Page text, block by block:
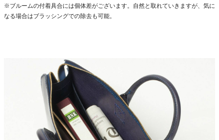
※ブルームの付着具合には個体差がございます。自然と取れていきますが、気に
なる場合はブラッシングでの除去も可能。